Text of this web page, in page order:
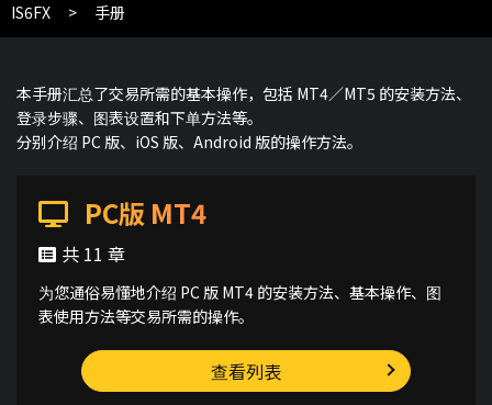
IS6FX 手册
本手册汇总了交易所需的基本操作，包括 MT4／MT5 的安装方法、
登录步骤、图表设置和下单方法等。
分别介绍 PC 版、iOS 版、Android 版的操作方法。
PC版 MT4
共 11 章
为您通俗易懂地介绍 PC 版 MT4 的安装方法、基本操作、图
表使用方法等交易所需的操作。
查看列表